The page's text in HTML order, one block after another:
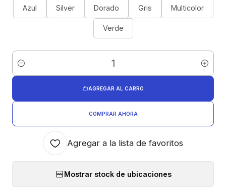
Azul Silver Dorado Gris Multicolor
Verde
Cantidad
AGREGAR AL CARRO
COMPRAR AHORA
Agregar a la lista de favoritos
Mostrar stock de ubicaciones